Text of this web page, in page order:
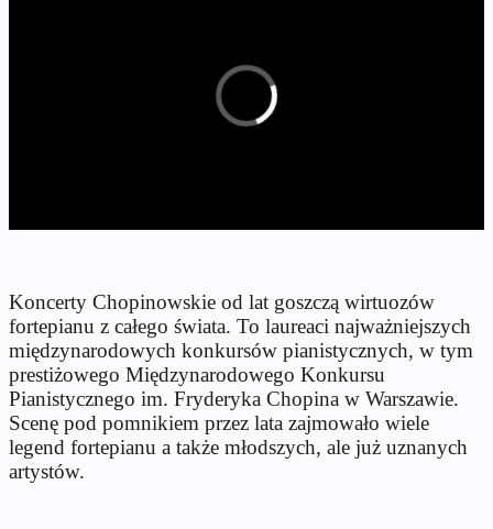
Koncerty Chopinowskie od lat goszczą wirtuozów
fortepianu z całego świata. To laureaci najważniejszych
międzynarodowych konkursów pianistycznych, w tym
prestiżowego Międzynarodowego Konkursu
Pianistycznego im. Fryderyka Chopina w Warszawie.
Scenę pod pomnikiem przez lata zajmowało wiele
legend fortepianu a także młodszych, ale już uznanych
artystów.